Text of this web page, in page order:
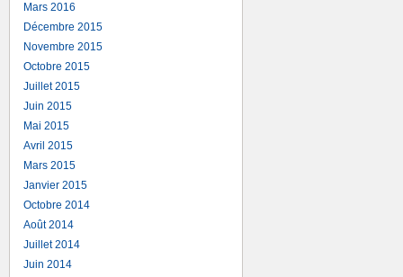
Mars 2016
Décembre 2015
Novembre 2015
Octobre 2015
Juillet 2015
Juin 2015
Mai 2015
Avril 2015
Mars 2015
Janvier 2015
Octobre 2014
Août 2014
Juillet 2014
Juin 2014